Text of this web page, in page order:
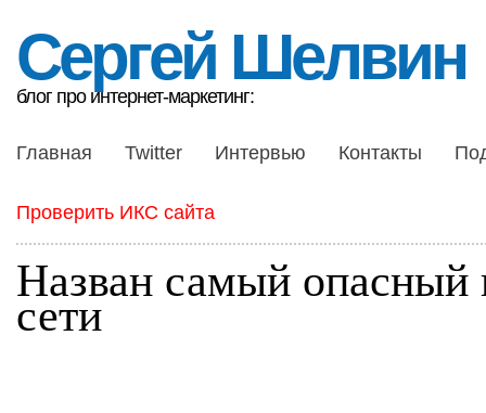
Сергей Шелвин
блог про интернет-маркетинг:
Главная Twitter Интервью Контакты
Проверить ИКС сайта
Назван самый опасный
сети